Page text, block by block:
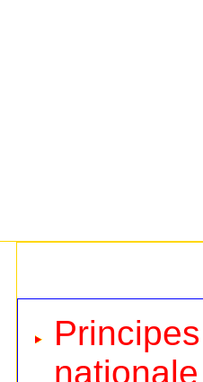
nationale